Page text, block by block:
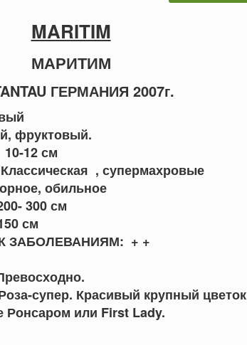
MARITIM
МАРИТИМ
ГЕРМАНИЯ 2007г.
фруктовый.
12 см
, супермахровые
обильное
300 см
см
К ЗАБОЛЕВАНИЯМ: + +
супер. Красивый крупный цветок
Ронсаром или First Lady.